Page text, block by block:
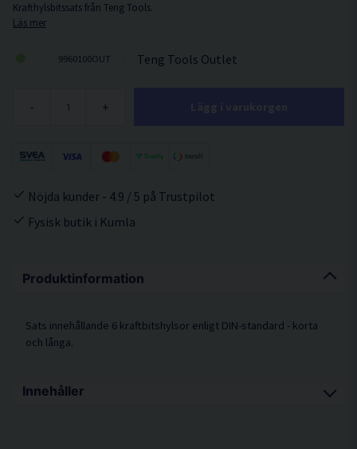
Produktinformation
Sats innehållande 6 kraftbitshylsor enligt DIN-standard - korta
och långa.
Innehåller
Krafthylsbitssats från Teng Tools.
Läs mer
9960100OUT Teng Tools Outlet
- +
Nöjda kunder - 4.9 / 5 på Trustpilot
Fysisk butik i Kumla